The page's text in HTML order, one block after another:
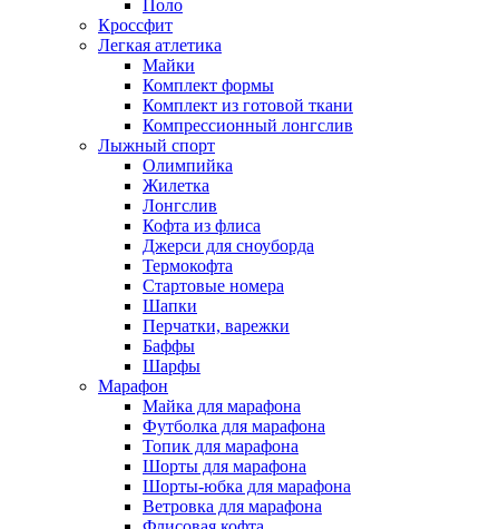
Поло
Кроссфит
Легкая атлетика
Майки
Комплект формы
Комплект из готовой ткани
Компрессионный лонгслив
Лыжный спорт
Олимпийка
Жилетка
Лонгслив
Кофта из флиса
Джерси для сноуборда
Термокофта
Стартовые номера
Шапки
Перчатки, варежки
Баффы
Шарфы
Марафон
Майка для марафона
Футболка для марафона
Топик для марафона
Шорты для марафона
Шорты-юбка для марафона
Ветровка для марафона